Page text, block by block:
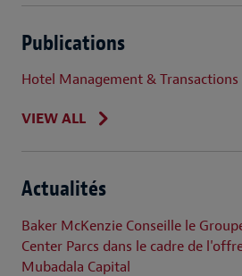
Publications
Hotel Management & Transactions
VIEW ALL
Actualités
Baker McKenzie Conseille le
Center Parcs dans le cadre de
Mubadala Capital